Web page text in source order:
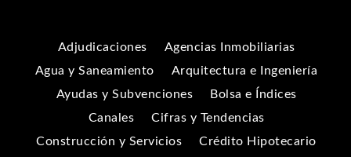
Adjudicaciones
Agencias Inmobiliarias
Agua y Saneamiento
Arquitectura e Ingeniería
Ayudas y Subvenciones
Bolsa e Índices
Canales
Cifras y Tendencias
Construcción y Servicios
Crédito Hipotecario